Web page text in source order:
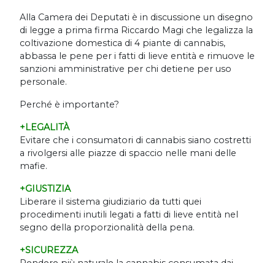
Alla Camera dei Deputati è in discussione un disegno
di legge a prima firma Riccardo Magi che legalizza la
coltivazione domestica di 4 piante di cannabis,
abbassa le pene per i fatti di lieve entità e rimuove le
sanzioni amministrative per chi detiene per uso
personale.
Perché è importante?
+LEGALITÀ
Evitare che i consumatori di cannabis siano costretti
a rivolgersi alle piazze di spaccio nelle mani delle
mafie.
+GIUSTIZIA
Liberare il sistema giudiziario da tutti quei
procedimenti inutili legati a fatti di lieve entità nel
segno della proporzionalità della pena.
+SICUREZZA